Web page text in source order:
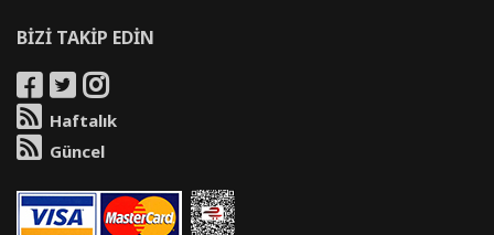
BİZİ TAKİP EDİN
Haftalık
Güncel